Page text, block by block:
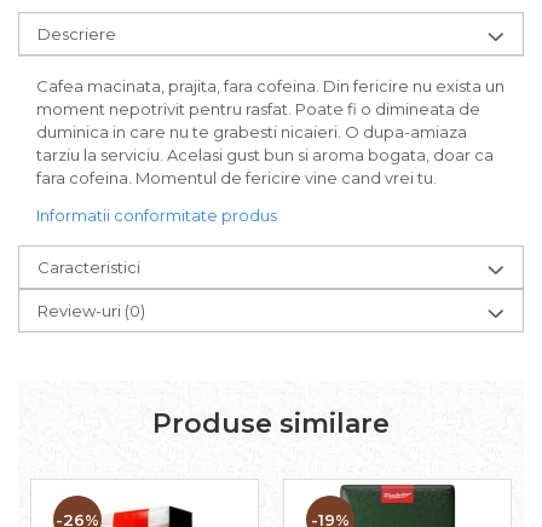
Descriere
Cafea macinata, prajita, fara cofeina. Din fericire nu exista un
moment nepotrivit pentru rasfat. Poate fi o dimineata de
duminica in care nu te grabesti nicaieri. O dupa-amiaza
tarziu la serviciu. Acelasi gust bun si aroma bogata, doar ca
fara cofeina. Momentul de fericire vine cand vrei tu.
Informatii conformitate produs
Caracteristici
Review-uri (0)
Produse similare
-26% -19%